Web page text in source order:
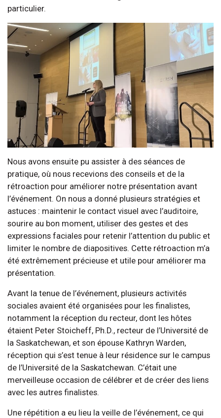
particulier.
Nous avons ensuite pu assister à des séances de
pratique, où nous recevions des conseils et de la
rétroaction pour améliorer notre présentation avant
l’événement. On nous a donné plusieurs stratégies et
astuces : maintenir le contact visuel avec l’auditoire,
sourire au bon moment, utiliser des gestes et des
expressions faciales pour retenir l’attention du public et
limiter le nombre de diapositives. Cette rétroaction m’a
été extrêmement précieuse et utile pour améliorer ma
présentation.
Avant la tenue de l’événement, plusieurs activités
sociales avaient été organisées pour les finalistes,
notamment la réception du recteur, dont les hôtes
étaient Peter Stoicheff, Ph.D., recteur de l’Université de
la Saskatchewan, et son épouse Kathryn Warden,
réception qui s’est tenue à leur résidence sur le campus
de l’Université de la Saskatchewan. C’était une
merveilleuse occasion de célébrer et de créer des liens
avec les autres finalistes.
Une répétition a eu lieu la veille de l’événement, ce qui